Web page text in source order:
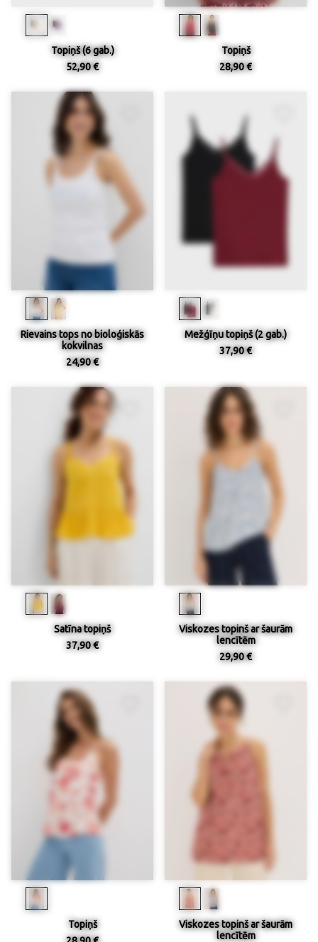
Topiņš (6 gab.)
52,90 €
Topiņš
28,90 €
Rievains tops no bioloģiskās
kokvilnas
24,90 €
Mežģīņu topiņš (2 gab.)
37,90 €
Satīna topiņš
37,90 €
Viskozes topinš ar šaurām
lencītēm
29,90 €
Topiņš
Viskozes topinš ar šaurām
lencītēm